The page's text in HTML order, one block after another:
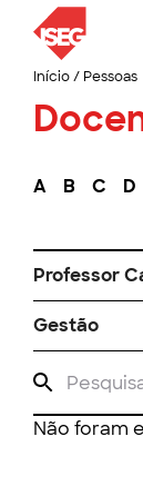
Início/ Pessoas
A B C D
Professor
Gestão
Não foram